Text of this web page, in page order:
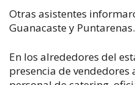
Otras asistentes
Guanacaste y Puntarenas.
En los alrededores del
presencia de